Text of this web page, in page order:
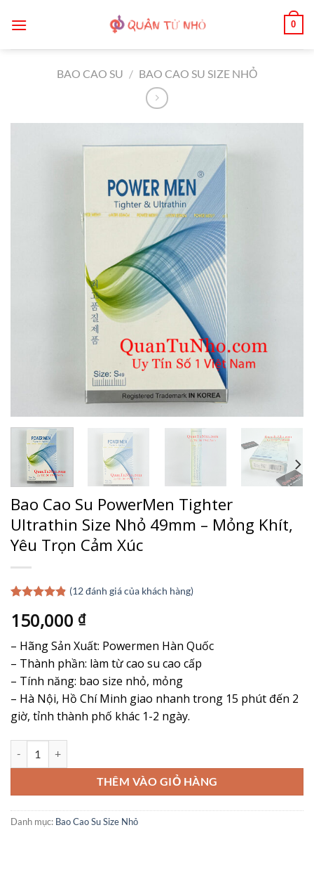
qua
0
BAO CAO SU / BAO CAO SU SIZE NHỎ
Bao Cao Su PowerMen Tighter
Ultrathin Size Nhỏ 49mm – Mỏng Khít,
Yêu Trọn Cảm Xúc
dựa trên
đánh giá
(12đánh giá của khách hàng)
150,000 ₫
– Hãng Sản Xuất: Powermen Hàn Quốc
– Thành phần: làm từ cao su cao cấp
– Tính năng: bao size nhỏ, mỏng
– Hà Nội, Hồ Chí Minh giao nhanh trong 15 phút đến 2
giờ, tỉnh thành phố khác 1-2 ngày.
THÊM VÀO GIỎ HÀNG
Danh mục: Bao Cao Su Size Nhỏ